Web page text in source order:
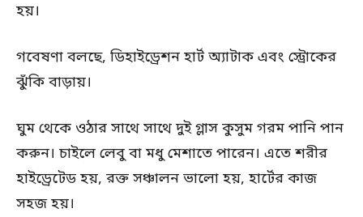
হয়।
গবেষণা বলছে, ডিহাইড্রেশন হার্ট অ্যাটাক এবং স্ট্রোকের
ঝুঁকি বাড়ায়।
ঘুম থেকে ওঠার সাথে সাথে দুই গ্লাস কুসুম গরম পানি পান
করুন। চাইলে লেবু বা মধু মেশাতে পারেন। এতে শরীর
হাইড্রেটেড হয়, রক্ত সঞ্চালন ভালো হয়, হার্টের কাজ
সহজ হয়।